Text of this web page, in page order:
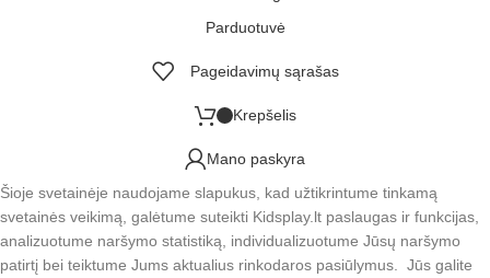
Parduotuvė
Pageidavimų sąrašas
Krepšelis
Mano paskyra
Šioje svetainėje naudojame slapukus, kad užtikrintume tinkamą
svetainės veikimą, galėtume suteikti Kidsplay.lt paslaugas ir funkcijas,
analizuotume naršymo statistiką, individualizuotume Jūsų naršymo
patirtį bei teiktume Jums aktualius rinkodaros pasiūlymus. Jūs galite